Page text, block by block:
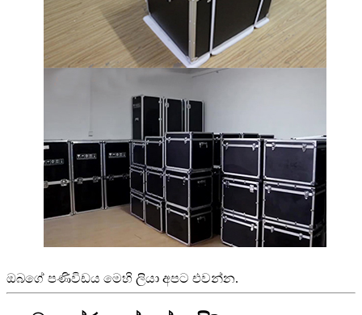
ඔබගේ පණිවිඩය මෙහි ලියා අපට එවන්න.